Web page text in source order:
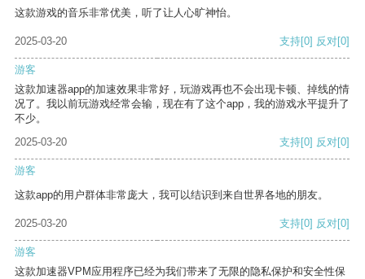
这款游戏的音乐非常优美，听了让人心旷神怡。
2025-03-20 支持[0] 反对[0]
游客
这款加速器app的加速效果非常好，玩游戏再也不会出现卡顿、掉线的情
况了。我以前玩游戏经常会输，现在有了这个app，我的游戏水平提升了
不少。
2025-03-20
支持[0] 反对[0]
游客
这款app的用户群体非常庞大，我可以结识到来自世界各地的朋友。
2025-03-20 支持[0] 反对[0]
游客
这款加速器VPM应用程序已经为我们带来了无限的隐私保护和安全性保